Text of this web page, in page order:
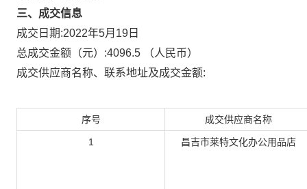
三、成交信息
成交日期:2022年5月19日
总成交金额（元）:4096.5 （人民币）
成交供应商名称、联系地址及成交金额:
序号 成交供应商名称
1 昌吉市莱特文化办公用品店